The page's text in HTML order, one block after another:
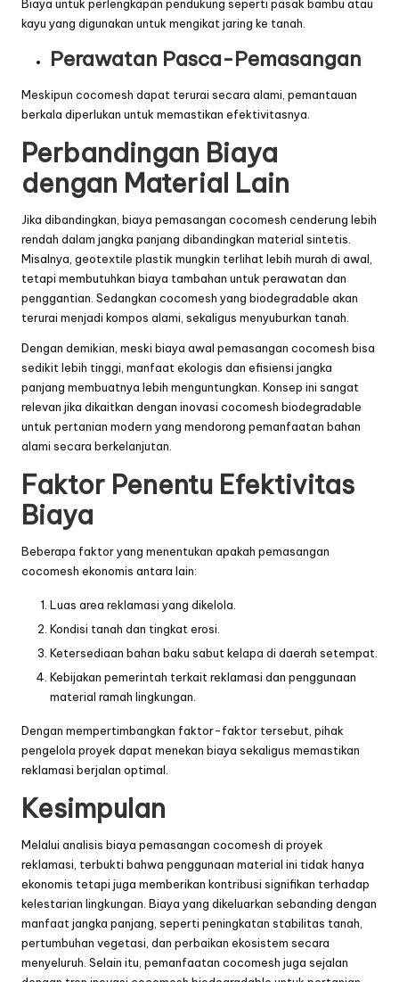
Biaya untuk perlengkapan pendukung seperti pasak bambu atau
kayu yang digunakan untuk mengikat jaring ke tanah.
Perawatan Pasca-Pemasangan
Meskipun cocomesh dapat terurai secara alami, pemantauan
berkala diperlukan untuk memastikan efektivitasnya.
Perbandingan Biaya
dengan Material Lain
Jika dibandingkan, biaya pemasangan cocomesh cenderung lebih
rendah dalam jangka panjang dibandingkan material sintetis.
Misalnya, geotextile plastik mungkin terlihat lebih murah di awal,
tetapi membutuhkan biaya tambahan untuk perawatan dan
penggantian. Sedangkan cocomesh yang biodegradable akan
terurai menjadi kompos alami, sekaligus menyuburkan tanah.
Dengan demikian, meski biaya awal pemasangan cocomesh bisa
sedikit lebih tinggi, manfaat ekologis dan efisiensi jangka
panjang membuatnya lebih menguntungkan. Konsep ini sangat
relevan jika dikaitkan dengan inovasi cocomesh biodegradable
untuk pertanian modern yang mendorong pemanfaatan bahan
alami secara berkelanjutan.
Faktor Penentu Efektivitas
Biaya
Beberapa faktor yang menentukan apakah pemasangan
cocomesh ekonomis antara lain:
Luas area reklamasi yang dikelola.
Kondisi tanah dan tingkat erosi.
Ketersediaan bahan baku sabut kelapa di daerah setempat.
Kebijakan pemerintah terkait reklamasi dan penggunaan
material ramah lingkungan.
Dengan mempertimbangkan faktor-faktor tersebut, pihak
pengelola proyek dapat menekan biaya sekaligus memastikan
reklamasi berjalan optimal.
Kesimpulan
Melalui analisis biaya pemasangan cocomesh di proyek
reklamasi, terbukti bahwa penggunaan material ini tidak hanya
ekonomis tetapi juga memberikan kontribusi signifikan terhadap
kelestarian lingkungan. Biaya yang dikeluarkan sebanding dengan
manfaat jangka panjang, seperti peningkatan stabilitas tanah,
pertumbuhan vegetasi, dan perbaikan ekosistem secara
menyeluruh. Selain itu, pemanfaatan cocomesh juga sejalan